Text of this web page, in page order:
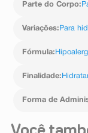
Parte do Corpo:
Variações: Para
Fórmula:
Finalidade:
Forma de